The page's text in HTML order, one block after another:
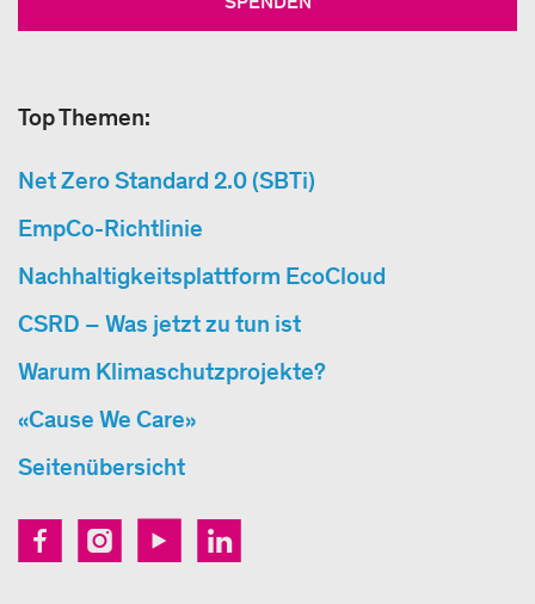
Top Themen:
Net Zero Standard 2.0 (SBTi)
EmpCo-Richtlinie
Nachhaltigkeitsplattform EcoCloud
CSRD – Was jetzt zu tun ist
Warum Klimaschutzprojekte?
«Cause We Care»
Seitenübersicht